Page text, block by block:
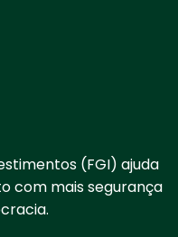
(FGI) ajuda
com mais segurança